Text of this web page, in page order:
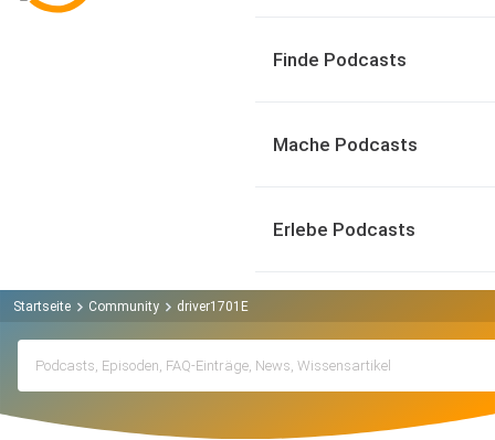
Finde Podcasts
Mache Podcasts
Erlebe Podcasts
Startseite Community driver1701E